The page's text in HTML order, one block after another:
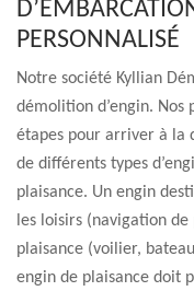
PERSONNALISÉ
Notre société Kyllian
démolition d’engin.
étapes pour arriver à la
de différents types
plaisance. Un engin
les loisirs (navigation
plaisance (voilier,
engin de plaisance doit